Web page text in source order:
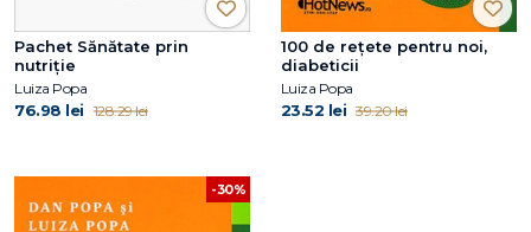
Pachet Sănătate prin
nutriție
Luiza Popa
76.98 lei 128.29 lei
100 de reţete pentru noi,
diabeticii
Luiza Popa
23.52 lei 39.20 lei
-30%